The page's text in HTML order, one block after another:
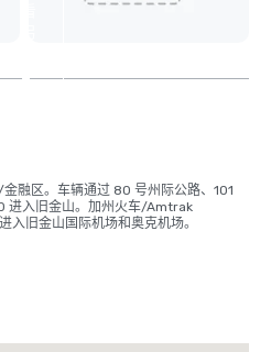
2
融区。车辆通过 80 号州际公路、101
进入旧金山。加州火车/Amtrak
入旧金山国际机场和奥克机场。